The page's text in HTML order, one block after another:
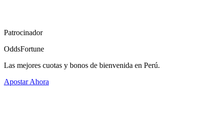
Patrocinador
OddsFortune
Las mejores cuotas y bonos de bienvenida en Perú.
Apostar Ahora